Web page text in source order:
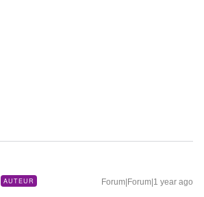
AUTEUR Forum|Forum|1 year ago